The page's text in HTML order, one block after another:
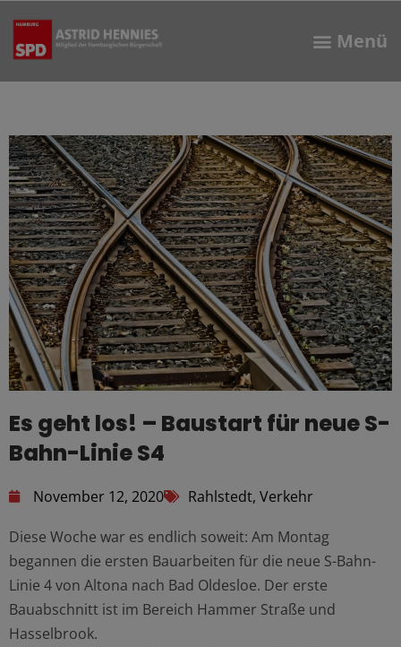
Es geht los! – Baustart für neue S-
Bahn-Linie S4
November 12, 2020 Rahlstedt, Verkehr
Diese Woche war es endlich soweit: Am Montag
begannen die ersten Bauarbeiten für die neue S-Bahn-
Linie 4 von Altona nach Bad Oldesloe. Der erste
Bauabschnitt ist im Bereich Hammer Straße und
Hasselbrook.